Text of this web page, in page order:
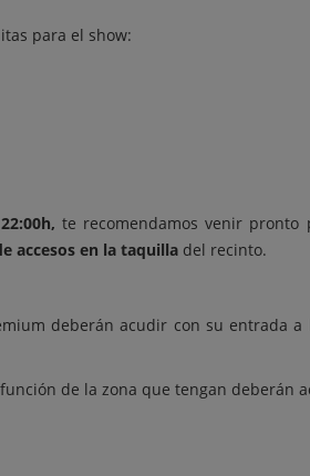
para el show:
te recomendamos venir
accesos en la taquilla del recinto.
deberán acudir con su entrada
de la zona que tengan deberán